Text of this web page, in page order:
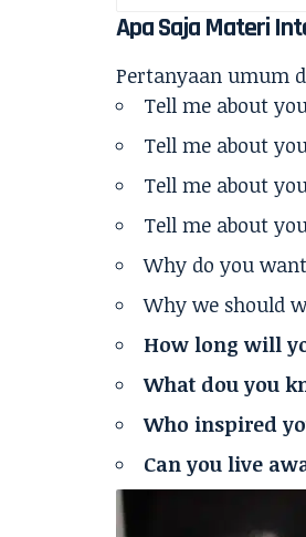
Apa Saja Materi
Pertanyaan umum
Tell me about
Tell me about
Tell me about
Tell me about
Why do you
Why we should
How long will
What dou you
Who inspired
Can you live